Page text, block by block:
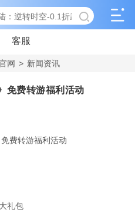
客服
网 > 新闻资讯
免费转游福利活动
费转游福利活动
礼包